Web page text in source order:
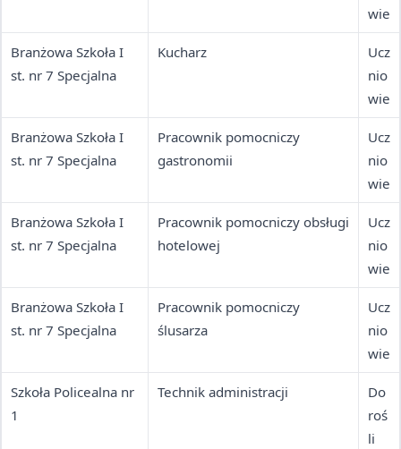
wie
Branżowa Szkoła I
st. nr 7 Specjalna
Kucharz
Ucz
nio
wie
Branżowa Szkoła I
st. nr 7 Specjalna
Pracownik pomocniczy
gastronomii
Ucz
nio
wie
Branżowa Szkoła I
st. nr 7 Specjalna
Pracownik pomocniczy obsługi
hotelowej
Ucz
nio
wie
Branżowa Szkoła I
st. nr 7 Specjalna
Pracownik pomocniczy
ślusarza
Ucz
nio
wie
Szkoła Policealna nr
1
Technik administracji
Do
roś
li